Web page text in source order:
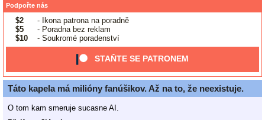
Podpořte nás
$2
- Ikona patrona na poradně
$5
- Poradna bez reklam
$10
- Soukromé poradenství
STAŇTE SE PATRONEM
Táto kapela má milióny fanúšikov. Až na to, že neexistuje.
O tom kam smeruje sucasne AI.